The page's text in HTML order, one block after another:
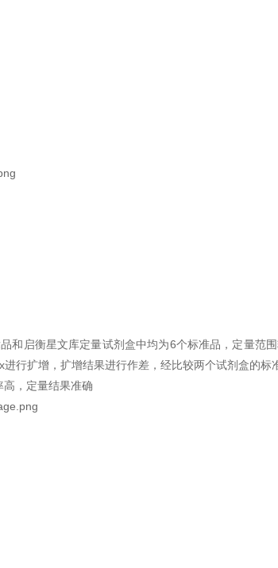
和启衡星文库定量试剂盒中均为6个标准品，定量范
进行扩增，扩增结果进行作差，经比较两个试剂盒的标
高，定量结果准确